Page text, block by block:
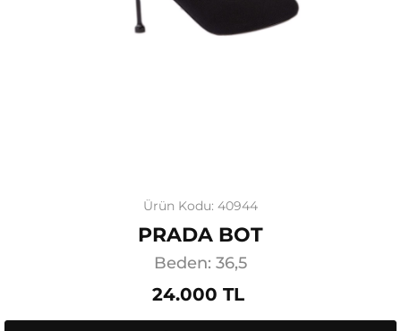
Ürün Kodu: 40944
PRADA BOT
Beden: 36,5
24.000 TL